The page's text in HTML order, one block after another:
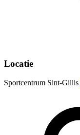
Locatie
Sportcentrum Sint-Gillis